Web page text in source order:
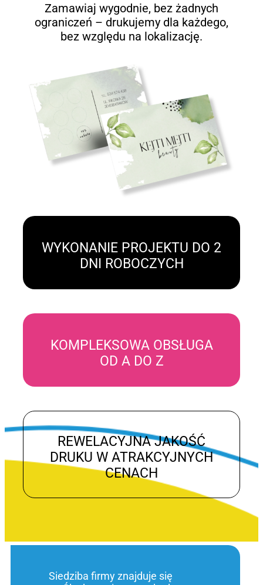
Zamawiaj wygodnie, bez żadnych
ograniczeń – drukujemy dla każdego,
bez względu na lokalizację.
WYKONANIE PROJEKTU DO 2
DNI ROBOCZYCH
KOMPLEKSOWA OBSŁUGA
OD A DO Z
REWELACYJNA JAKOŚĆ
DRUKU W ATRAKCYJNYCH
CENACH
Siedziba firmy znajduje się